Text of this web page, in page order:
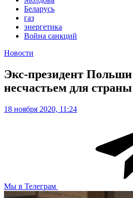
Беларусь
газ
энергетика
Война санкций
Новости
Экс-президент Польши
несчастьем для страны
18 ноября 2020, 11:24
Мы в Телеграм